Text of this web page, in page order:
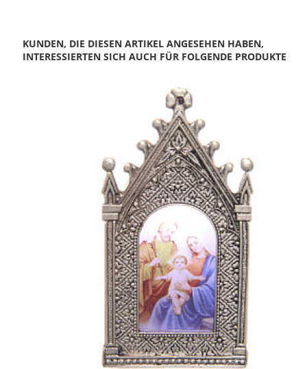
KUNDEN, DIE DIESEN ARTIKEL ANGESEHEN HABEN,
INTERESSIERTEN SICH AUCH FÜR FOLGENDE PRODUKTE